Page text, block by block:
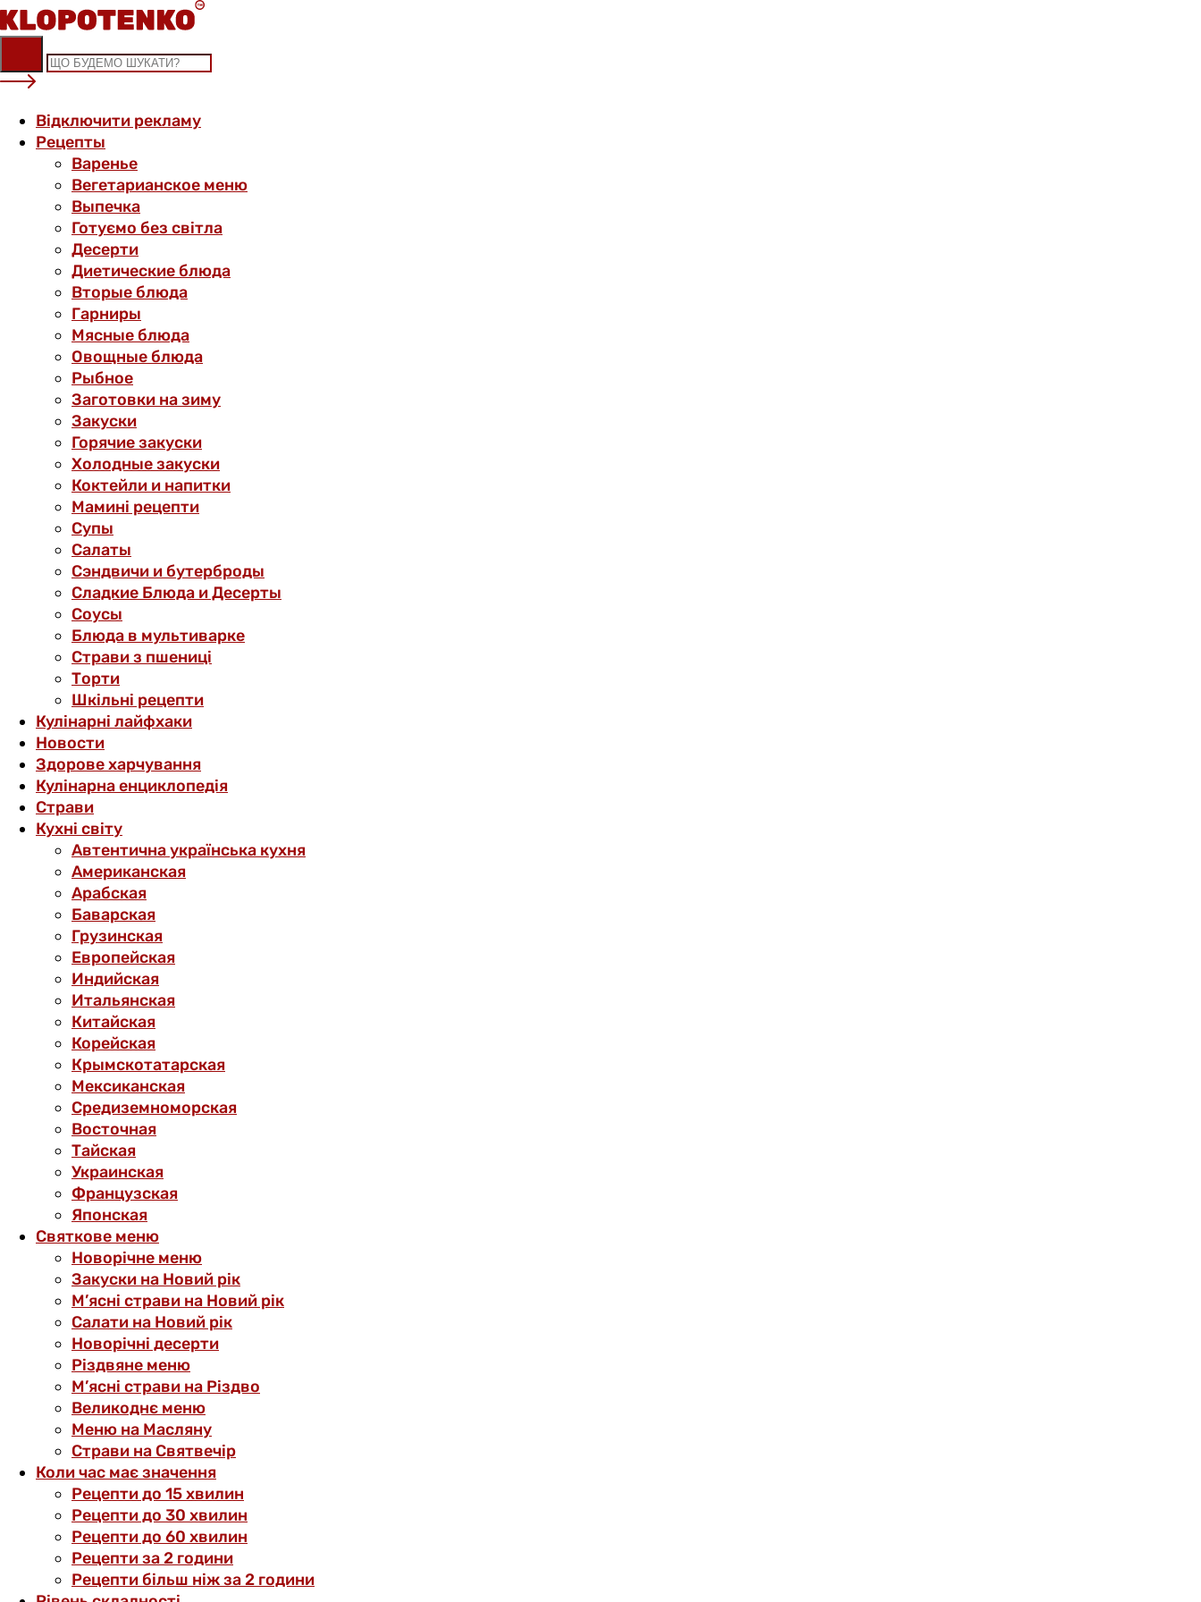
Skip
to
content
Відключити рекламу
Рецепты
Варенье
Вегетарианское меню
Выпечка
Готуємо без світла
Десерти
Диетические блюда
Вторые блюда
Гарниры
Мясные блюда
Овощные блюда
Рыбное
Заготовки на зиму
Закуски
Горячие закуски
Холодные закуски
Коктейли и напитки
Мамині рецепти
Супы
Салаты
Сэндвичи и бутерброды
Сладкие Блюда и Десерты
Соусы
Блюда в мультиварке
Страви з пшениці
Торти
Шкільні рецепти
Кулінарні лайфхаки
Новости
Здорове харчування
Кулінарна енциклопедія
Страви
Кухні світу
Автентична українська кухня
Американская
Арабская
Баварская
Грузинская
Европейская
Индийская
Итальянская
Китайская
Корейская
Крымскотатарская
Мексиканская
Средиземноморская
Восточная
Тайская
Украинская
Французская
Японская
Святкове меню
Новорічне меню
Закуски на Новий рік
М’ясні страви на Новий рік
Салати на Новий рік
Новорічні десерти
Різдвяне меню
М’ясні страви на Різдво
Великоднє меню
Меню на Масляну
Страви на Святвечір
Коли час має значення
Рецепти до 15 хвилин
Рецепти до 30 хвилин
Рецепти до 60 хвилин
Рецепти за 2 години
Рецепти більш ніж за 2 години